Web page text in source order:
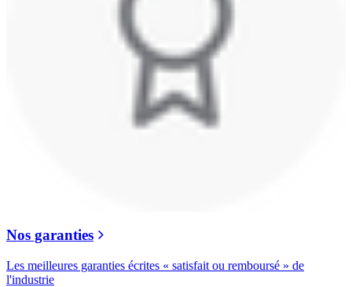
Nos garanties
Les meilleures garanties écrites « satisfait ou remboursé » de
l'industrie